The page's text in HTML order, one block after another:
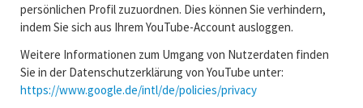
persönlichen Profil zuzuordnen. Dies können Sie verhindern,
indem Sie sich aus Ihrem YouTube-Account ausloggen.
Weitere Informationen zum Umgang von Nutzerdaten finden
Sie in der Datenschutzerklärung von YouTube unter:
https://www.google.de/intl/de/policies/privacy